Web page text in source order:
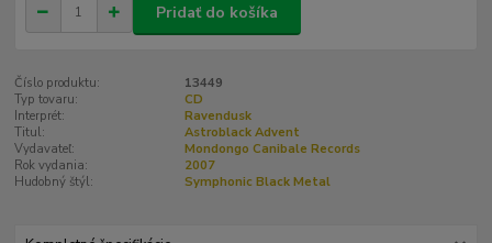
Pridať do košíka
Číslo produktu:
13449
Typ tovaru:
CD
Interprét:
Ravendusk
Titul:
Astroblack Advent
Vydavateľ:
Mondongo Canibale Records
Rok vydania:
2007
Hudobný štýl:
Symphonic Black Metal